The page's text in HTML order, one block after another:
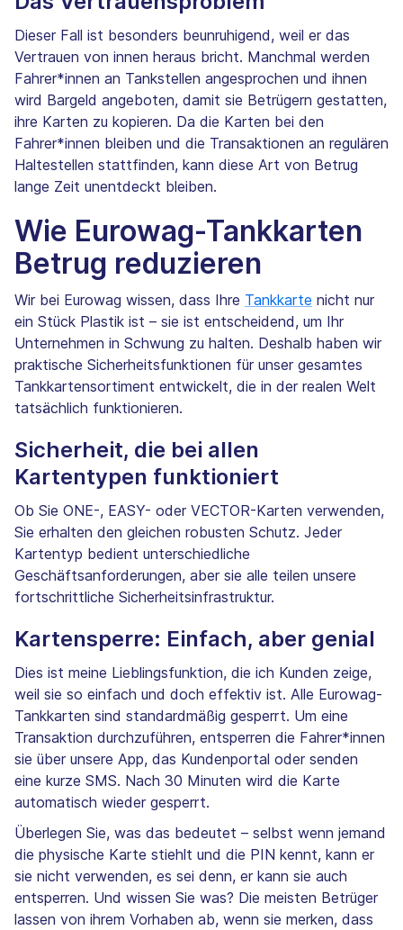
Dieser Fall ist besonders beunruhigend, weil er das
Vertrauen von innen heraus bricht. Manchmal werden
Fahrer*innen an Tankstellen angesprochen und ihnen
wird Bargeld angeboten, damit sie Betrügern gestatten,
ihre Karten zu kopieren. Da die Karten bei den
Fahrer*innen bleiben und die Transaktionen an regulären
Haltestellen stattfinden, kann diese Art von Betrug
lange Zeit unentdeckt bleiben.
Wie Eurowag-Tankkarten
Betrug reduzieren
Wir bei Eurowag wissen, dass Ihre Tankkarte nicht nur
ein Stück Plastik ist – sie ist entscheidend, um Ihr
Unternehmen in Schwung zu halten. Deshalb haben wir
praktische Sicherheitsfunktionen für unser gesamtes
Tankkartensortiment entwickelt, die in der realen Welt
tatsächlich funktionieren.
Sicherheit, die bei allen
Kartentypen funktioniert
Ob Sie ONE-, EASY- oder VECTOR-Karten verwenden,
Sie erhalten den gleichen robusten Schutz. Jeder
Kartentyp bedient unterschiedliche
Geschäftsanforderungen, aber sie alle teilen unsere
fortschrittliche Sicherheitsinfrastruktur.
Kartensperre: Einfach, aber genial
Dies ist meine Lieblingsfunktion, die ich Kunden zeige,
weil sie so einfach und doch effektiv ist. Alle Eurowag-
Tankkarten sind standardmäßig gesperrt. Um eine
Transaktion durchzuführen, entsperren die Fahrer*innen
sie über unsere App, das Kundenportal oder senden
eine kurze SMS. Nach 30 Minuten wird die Karte
automatisch wieder gesperrt.
Überlegen Sie, was das bedeutet – selbst wenn jemand
die physische Karte stiehlt und die PIN kennt, kann er
sie nicht verwenden, es sei denn, er kann sie auch
entsperren. Und wissen Sie was? Die meisten Betrüger
lassen von ihrem Vorhaben ab, wenn sie merken, dass